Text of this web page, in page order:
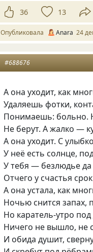
36 13
Опубликовала Anara 24
#688676
А она уходит, как
Удаляешь фотки,
Понимаешь: больно.
Не берут. А жалко —
А она уходит. С
У неё есть солнце,
У тебя — безлюдье
Отчего у счастья
А она устала, как
Ночью снится запах,
Но каратель-утро
Ничего не вышло, не
И обида душит,